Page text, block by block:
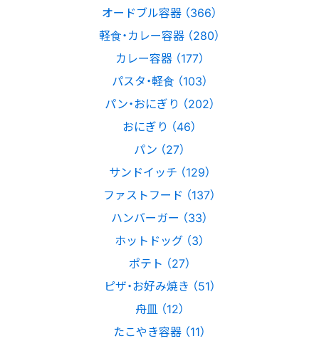
オードブル容器 （366）
軽食・カレー容器 （280）
カレー容器 （177）
パスタ・軽食 （103）
パン・おにぎり （202）
おにぎり （46）
パン （27）
サンドイッチ （129）
ファストフード （137）
ハンバーガー （33）
ホットドッグ （3）
ポテト （27）
ピザ・お好み焼き （51）
舟皿 （12）
たこやき容器 （11）